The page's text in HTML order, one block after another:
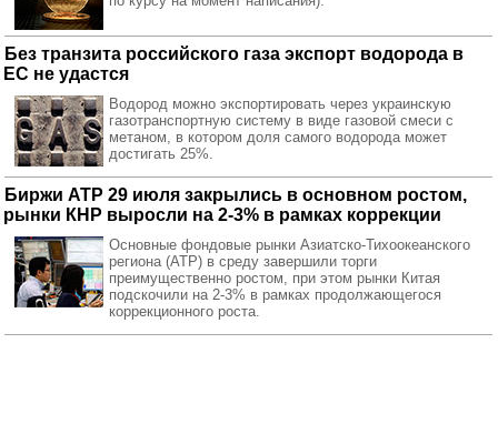
Без транзита российского газа экспорт водорода в
ЕС не удастся
Водород можно экспортировать через украинскую
газотранспортную систему в виде газовой смеси с
метаном, в котором доля самого водорода может
достигать 25%.
Биржи АТР 29 июля закрылись в основном ростом,
рынки КНР выросли на 2-3% в рамках коррекции
Основные фондовые рынки Азиатско-Тихоокеанского
региона (АТР) в среду завершили торги
преимущественно ростом, при этом рынки Китая
подскочили на 2-3% в рамках продолжающегося
коррекционного роста.